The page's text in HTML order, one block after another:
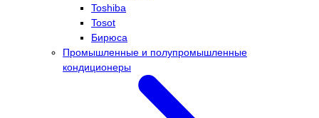
Toshiba
Tosot
Бирюса
Промышленные и полупромышленные
кондиционеры